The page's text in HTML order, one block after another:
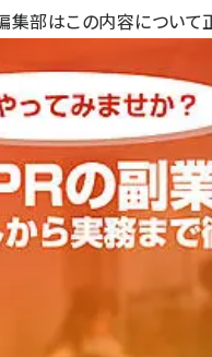
集部はこの内容について